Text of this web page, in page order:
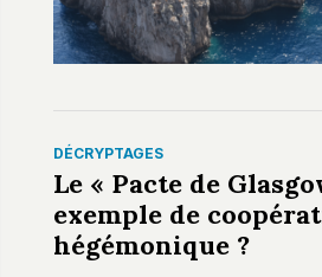
DÉCRYPTAGES
Le « Pacte de
exemple de
hégémonique ?